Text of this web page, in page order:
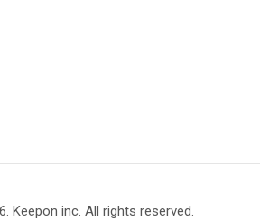
Keepon inc. All rights reserved.